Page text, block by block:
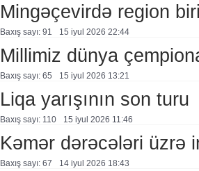
Mingəçevirdə region
Baxış sayı: 91 15 i̇yul 2026 22:44
Millimiz dünya
Baxış sayı: 65 15 i̇yul 2026 13:21
Liqa yarışının son turu
Baxış sayı: 110 15 i̇yul 2026 11:46
Kəmər dərəcələri üzrə
Baxış sayı: 67 14 i̇yul 2026 18:43